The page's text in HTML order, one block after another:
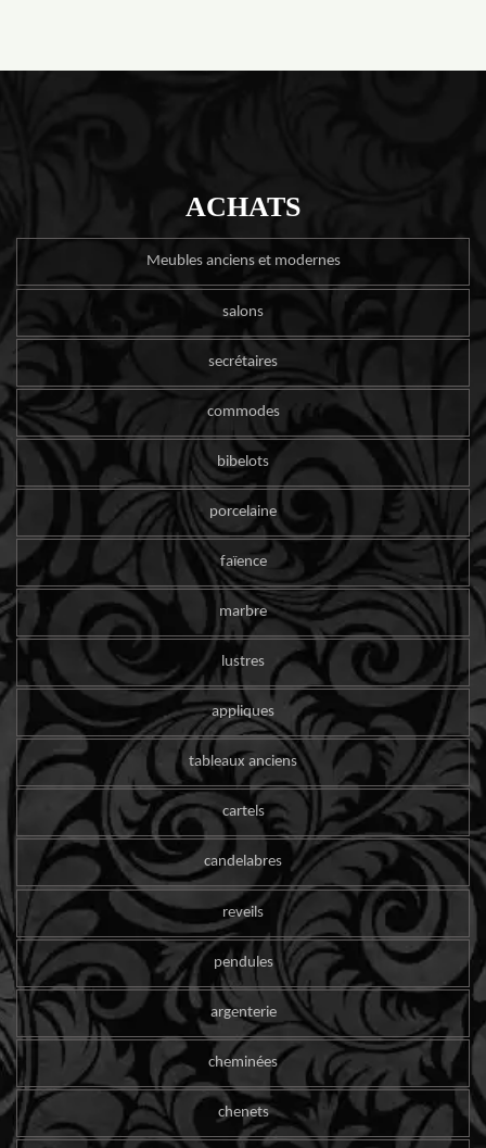
ACHATS
Meubles anciens et modernes
salons
secrétaires
commodes
bibelots
porcelaine
faïence
marbre
lustres
appliques
tableaux anciens
cartels
candelabres
reveils
pendules
argenterie
cheminées
chenets